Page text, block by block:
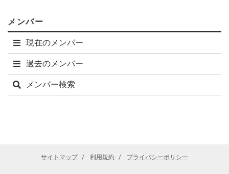
メンバー
現在のメンバー
過去のメンバー
メンバー検索
サイトマップ 利用規約 プライバシーポリシー